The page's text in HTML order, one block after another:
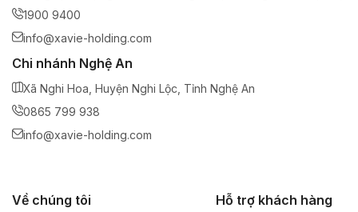
1900 9400
info@xavie-holding.com
Chi nhánh Nghệ An
Xã Nghi Hoa, Huyện Nghi Lộc, Tỉnh Nghệ An
0865 799 938
info@xavie-holding.com
Về chúng tôi Hỗ trợ khách hàng